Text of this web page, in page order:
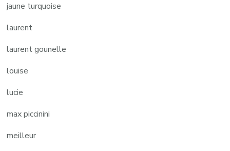
jaune turquoise
laurent
laurent gounelle
louise
lucie
max piccinini
meilleur